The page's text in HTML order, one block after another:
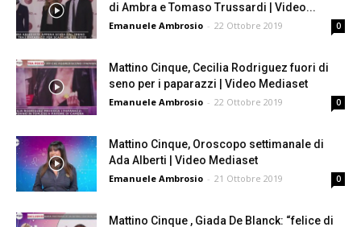
di Ambra e Tomaso Trussardi | Video...
Emanuele Ambrosio - 22 Ottobre 2019 0
Mattino Cinque, Cecilia Rodriguez fuori di
seno per i paparazzi | Video Mediaset
Emanuele Ambrosio - 22 Ottobre 2019 0
Mattino Cinque, Oroscopo settimanale di
Ada Alberti | Video Mediaset
Emanuele Ambrosio - 21 Ottobre 2019 0
Mattino Cinque , Giada De Blanck: “felice di